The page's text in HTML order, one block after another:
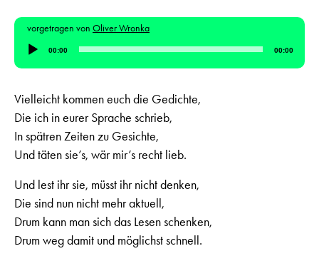
vorgetragen von Oliver Wronka
Audio-
Player
00:00 00:00
Vielleicht kommen euch die Gedichte,
Die ich in eurer Sprache schrieb,
In spätren Zeiten zu Gesichte,
Und täten sie’s, wär mir’s recht lieb.
Und lest ihr sie, müsst ihr nicht denken,
Die sind nun nicht mehr aktuell,
Drum kann man sich das Lesen schenken,
Drum weg damit und möglichst schnell.